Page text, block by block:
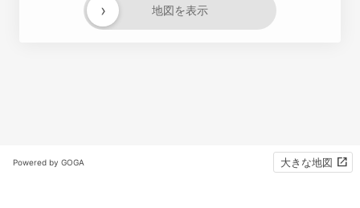
地図を表示
›
Powered by GOGA 大きな地図